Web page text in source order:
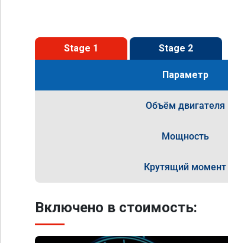
Stage 1 Stage 2
Параметр
Объём двигателя
Мощность
Крутящий момент
Включено в стоимость: